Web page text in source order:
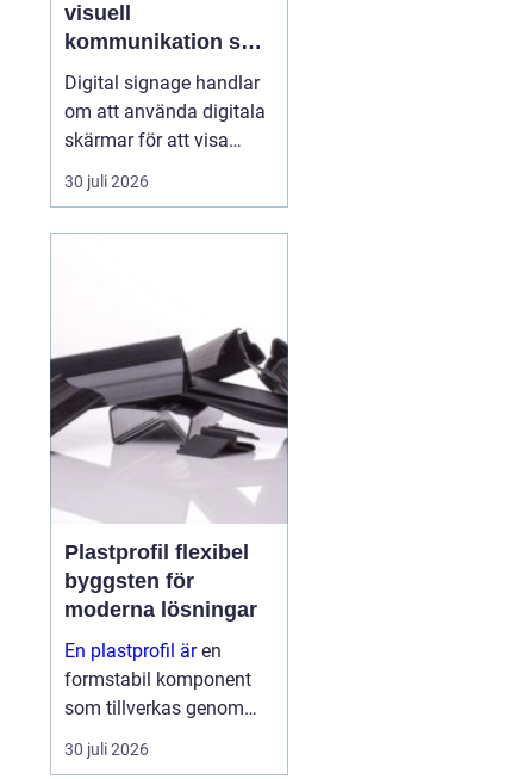
visuell
kommunikation som
fångar blicken
Digital signage handlar
om att använda digitala
skärmar för att visa
rörlig bild, text och grafik
på ett sätt som
offentliga platser
ersätter digitala skärmar
allt oftare...
30 juli 2026
Plastprofil flexibel
byggsten för
moderna lösningar
En plastprofil ären
formstabil komponent
som tillverkas genom
extrudering av plast, ofta
i långa längder och med
30 juli 2026